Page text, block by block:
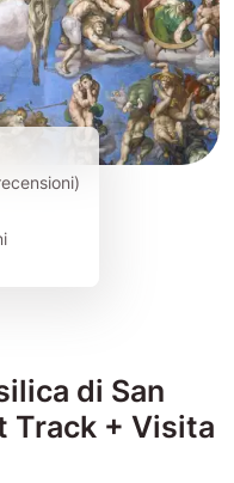
di San
Track + Visita